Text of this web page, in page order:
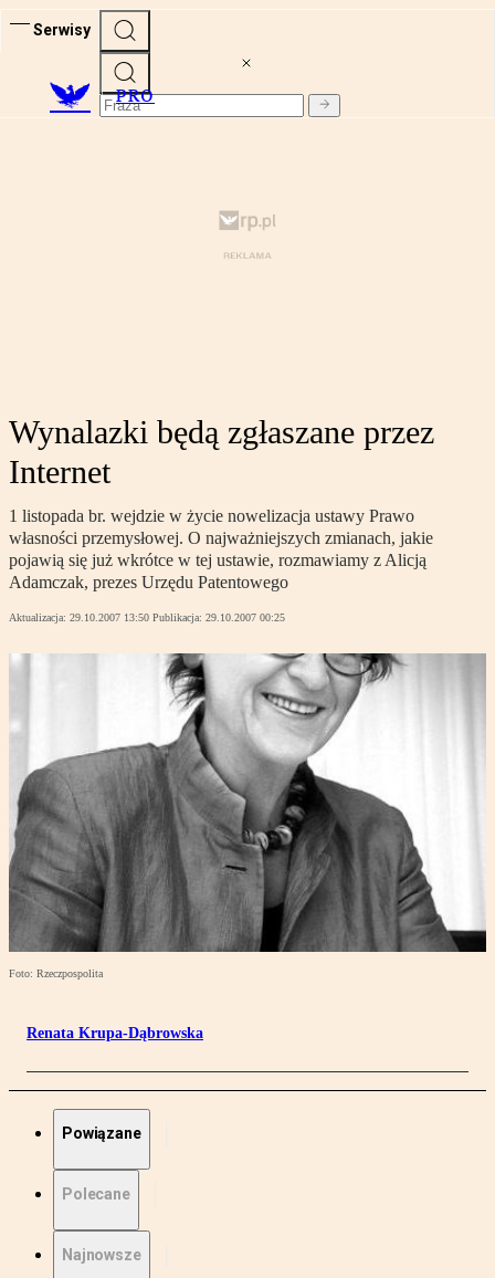
Serwisy
PRO
Wynalazki będą zgłaszane przez
Internet
1 listopada br. wejdzie w życie nowelizacja ustawy Prawo
własności przemysłowej. O najważniejszych zmianach, jakie
pojawią się już wkrótce w tej ustawie, rozmawiamy z Alicją
Adamczak, prezes Urzędu Patentowego
Aktualizacja: 29.10.2007 13:50 Publikacja: 29.10.2007 00:25
Foto: Rzeczpospolita
Renata Krupa-Dąbrowska
Powiązane
Polecane
Najnowsze